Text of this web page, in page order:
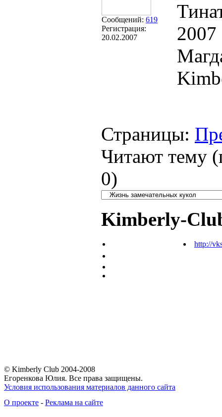
Сообщений: 619
Регистрация:
20.02.2007
2007
Страницы:
Читают тему
0)
Kimberly-
http://
© Kimberly Club 2004-2008
Егоренкова Юлия. Все права защищены.
Условия использования материалов данного сайта
О проекте - Реклама на сайте